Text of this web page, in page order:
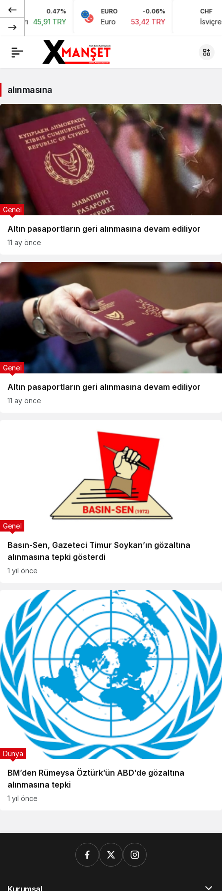
0.47%
45,91 TRY
EURO -0.06%
Euro 53,42 TRY İsviçre
alınmasına
Altın pasaportların geri alınmasına devam ediliyor
Genel
11 ay önce
Altın pasaportların geri alınmasına devam ediliyor
Genel
11 ay önce
Basın-Sen, Gazeteci Timur Soykan’ın gözaltına
alınmasına tepki gösterdi
Genel
1 yıl önce
BM’den Rümeysa Öztürk’ün ABD’de gözaltına
alınmasına tepki
Dünya
1 yıl önce
Kurumsal